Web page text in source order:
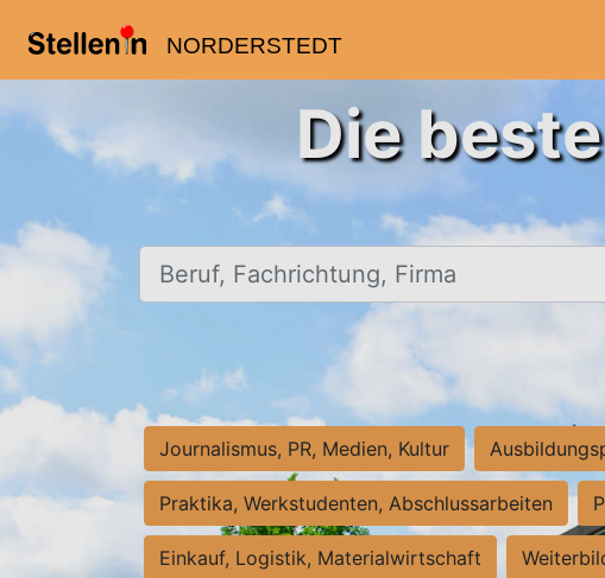
NORDERSTEDT
Die
Beruf, Fachrichtung, Firma
Journalismus, PR, Medien, Kultur
Praktika, Werkstudenten, Abschlussarbeiten
Einkauf, Logistik, Materialwirtschaft